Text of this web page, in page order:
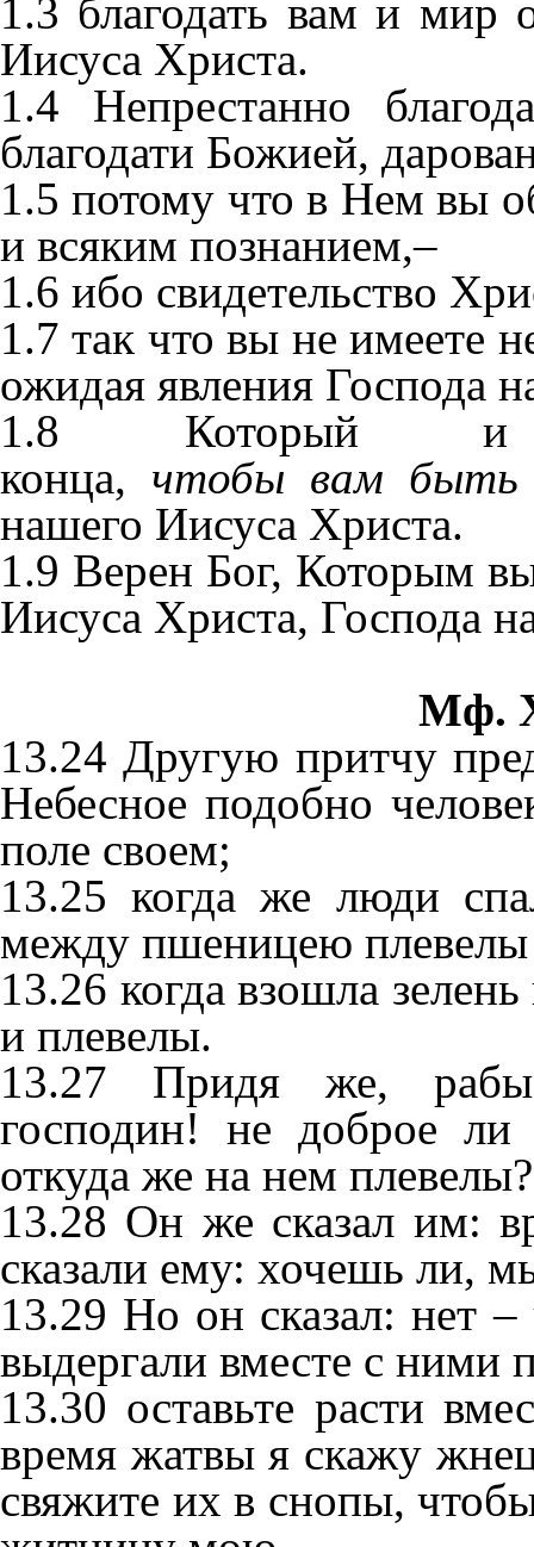
1.3 благодать вам и мир
Иисуса Христа.
1.4 Непрестанно
благодати Божией,
1.5 потому что в Нем вы
и всяким познанием,–
1.6 ибо свидетельство
1.7 так что вы не имеете
ожидая явления Господа
1.8 Который
конца, чтобы вам быть
нашего Иисуса Христа.
1.9 Верен Бог, Которым
Иисуса Христа, Господа
Мф.
13.24 Другую притчу
Небесное подобно
поле своем;
13.25 когда же люди
между пшеницею
13.26 когда взошла
и плевелы.
13.27 Придя же, рабы
господин! не доброе
откуда же на нем плевелы?
13.28 Он же сказал им:
сказали ему: хочешь ли,
13.29 Но он сказал: нет
выдергали вместе с ними
13.30 оставьте расти
время жатвы я скажу
свяжите их в снопы,